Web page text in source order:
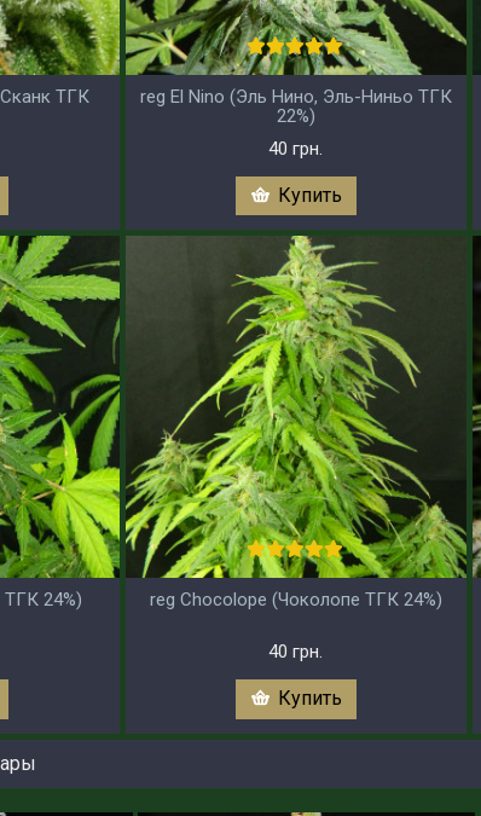
ТГК
reg El Nino (Эль Нино, Эль-Ниньо ТГК
22%)
40 грн.
Купить
ТГК 24%) reg Chocolope (Чоколопе ТГК 24%)
40 грн.
Купить